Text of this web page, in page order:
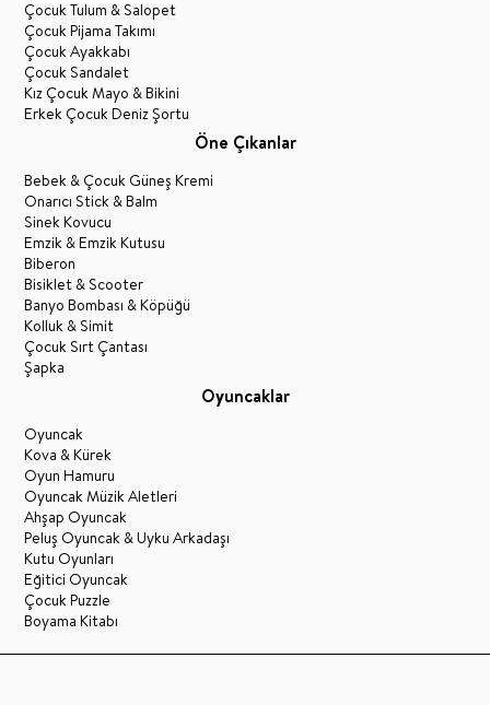
Çocuk Tulum & Salopet
Çocuk Pijama Takımı
Çocuk Ayakkabı
Çocuk Sandalet
Kız Çocuk Mayo & Bikini
Erkek Çocuk Deniz Şortu
Öne Çıkanlar
Bebek & Çocuk Güneş Kremi
Onarıcı Stick & Balm
Sinek Kovucu
Emzik & Emzik Kutusu
Biberon
Bisiklet & Scooter
Banyo Bombası & Köpüğü
Kolluk & Simit
Çocuk Sırt Çantası
Şapka
Oyuncaklar
Oyuncak
Kova & Kürek
Oyun Hamuru
Oyuncak Müzik Aletleri
Ahşap Oyuncak
Peluş Oyuncak & Uyku Arkadaşı
Kutu Oyunları
Eğitici Oyuncak
Çocuk Puzzle
Boyama Kitabı